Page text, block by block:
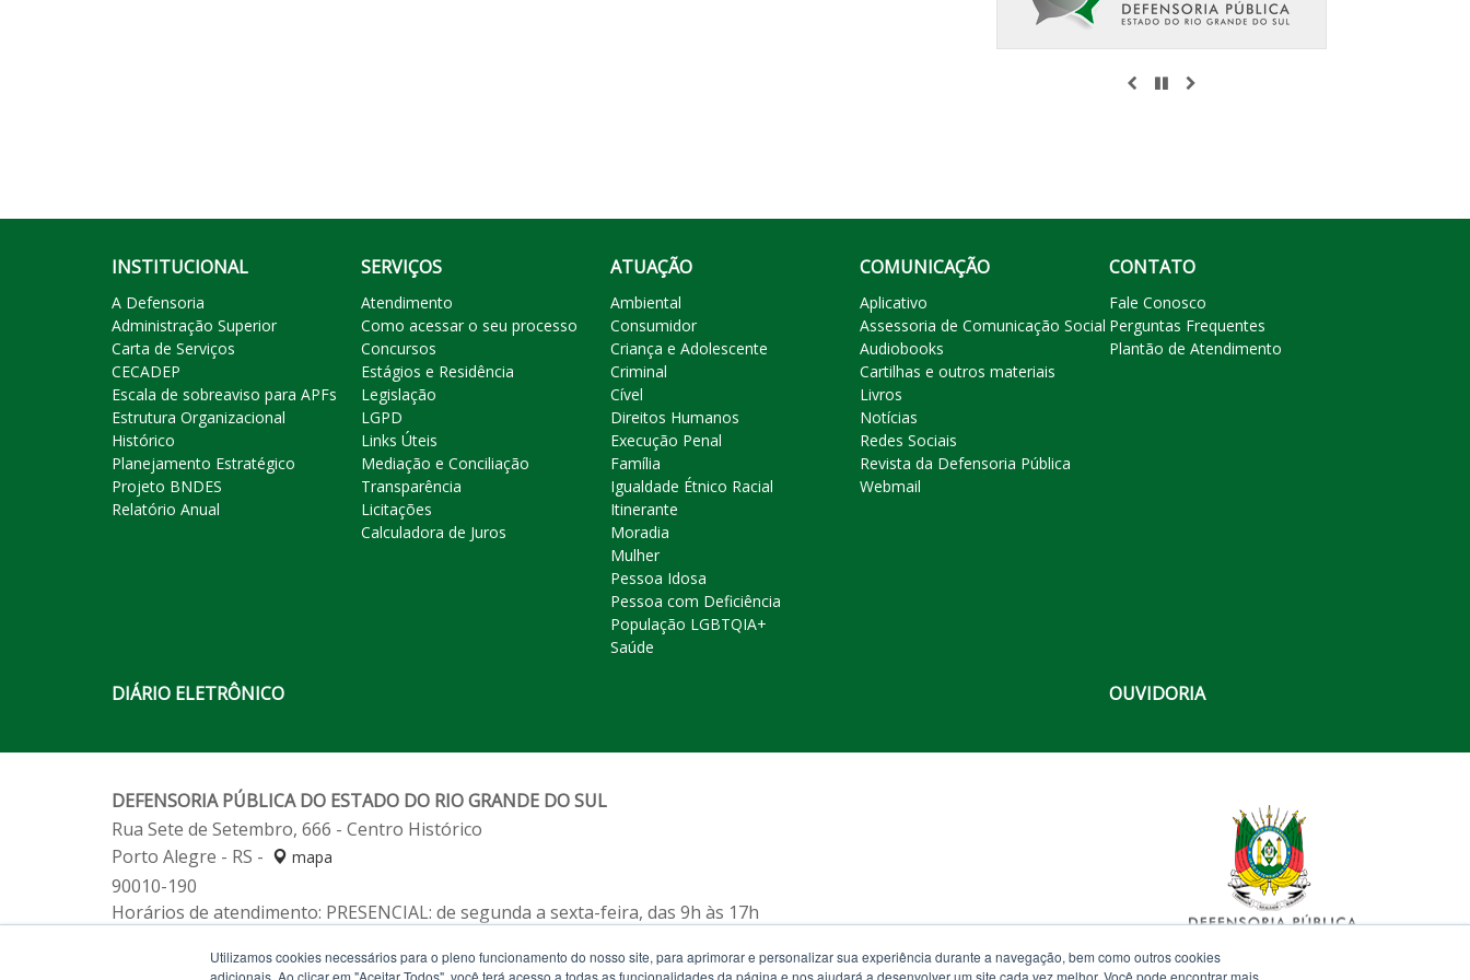
ANTERIOR
PAUSAR
INSTITUCIONAL
A Defensoria
Administração Superior
Carta de Serviços
CECADEP
Escala de sobreaviso para APFs
Estrutura Organizacional
Histórico
Planejamento Estratégico
Projeto BNDES
Relatório Anual
SERVIÇOS
Atendimento
Como acessar o seu processo
Concursos
Estágios e Residência
Legislação
LGPD
Links Úteis
Mediação e Conciliação
Transparência
Licitações
Calculadora de Juros
ATUAÇÃO
Ambiental
Consumidor
Criança e Adolescente
Criminal
Cível
Direitos Humanos
Execução Penal
Família
Igualdade Étnico Racial
Itinerante
Moradia
Mulher
Pessoa Idosa
Pessoa com Deficiência
População LGBTQIA+
Saúde
COMUNICAÇÃO
Aplicativo
Assessoria de Comunicação Social
Audiobooks
Cartilhas e outros materiais
Livros
Notícias
Redes Sociais
Revista da Defensoria Pública
Webmail
CONTATO
Fale Conosco
Perguntas Frequentes
Plantão de Atendimento
DIÁRIO ELETRÔNICO OUVIDORIA
DEFENSORIA PÚBLICA DO ESTADO DO RIO GRANDE DO SUL
Rua Sete de Setembro, 666 - Centro Histórico
Porto Alegre - RS -
mapa
90010-190
Horários de atendimento: PRESENCIAL: de segunda a sexta-feira, das 9h às 17h
Alô Defensoria 129 (de segunda a sexta-feira, das 12h às 19h)
Utilizamos cookies necessários para o pleno funcionamento do nosso site, para aprimorar e personalizar sua experiência durante a navegação, bem como outros cookies
adicionais. Ao clicar em "Aceitar Todos", você terá acesso a todas as funcionalidades da página e nos ajudará a desenvolver um site cada vez melhor. Você pode encontrar mais